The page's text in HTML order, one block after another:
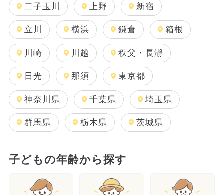
二子玉川 上野 新宿
立川 横浜 鎌倉 箱根
川崎 川越 秩父・長瀞
日光 那須 東京都
神奈川県 千葉県 埼玉県
群馬県 栃木県 茨城県
子どもの年齢から探す